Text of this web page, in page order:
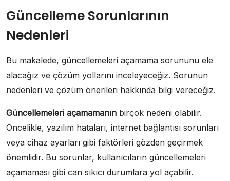
Güncelleme Sorunlarının
Nedenleri
Bu makalede, güncellemeleri açamama sorununu ele
alacağız ve çözüm yollarını inceleyeceğiz. Sorunun
nedenleri ve çözüm önerileri hakkında bilgi vereceğiz.
Güncellemeleri açamamanın birçok nedeni olabilir.
Öncelikle, yazılım hataları, internet bağlantısı sorunları
veya cihaz ayarları gibi faktörleri gözden geçirmek
önemlidir. Bu sorunlar, kullanıcıların güncellemeleri
açamaması gibi can sıkıcı durumlara yol açabilir.